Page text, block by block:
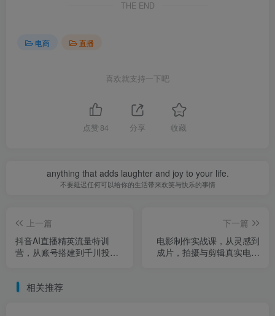
THE END
电商 直播
喜欢就支持一下吧
点赞 84 分享 收藏
anything that adds laughter and joy to your life.
不要延迟任何可以给你的生活带来欢笑与快乐的事情
上一篇
抖音AI直播精英流量特训
营，从账号搭建到千川投
下一篇
电影制作实战课，从灵感到
成片，拍摄与剪辑真实电影
相关推荐